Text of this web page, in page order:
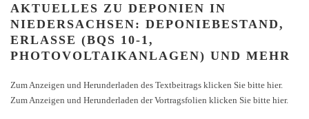
AKTUELLES ZU DEPONIEN IN
NIEDERSACHSEN: DEPONIEBESTAND,
ERLASSE (BQS 10-1,
PHOTOVOLTAIKANLAGEN) UND MEHR
Zum Anzeigen und Herunderladen des Textbeitrags klicken Sie bitte hier.
Zum Anzeigen und Herunderladen der Vortragsfolien klicken Sie bitte hier.